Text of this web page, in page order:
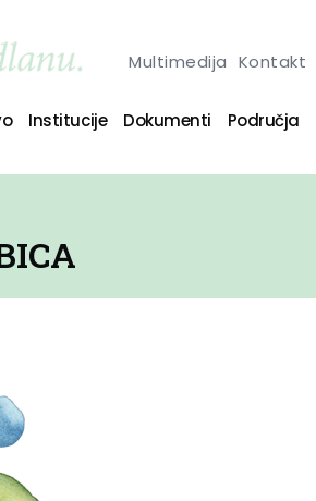
Multimedija Kontakt
Institucije Dokumenti Područja